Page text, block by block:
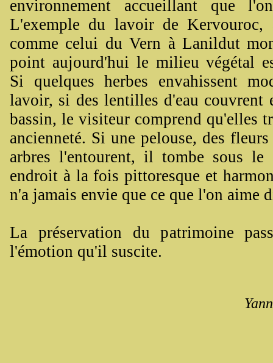
environnement accueillant que
L'exemple du lavoir de Kervouroc,
comme celui du Vern à Lanildut
point aujourd'hui le milieu végétal
Si quelques herbes envahissent
lavoir, si des lentilles d'eau couvrent
bassin, le visiteur comprend qu'elles
ancienneté. Si une pelouse, des
arbres l'entourent, il tombe sous le
endroit à la fois pittoresque et
n'a jamais envie que ce que l'on aime
La préservation du patrimoine
l'émotion qu'il suscite.